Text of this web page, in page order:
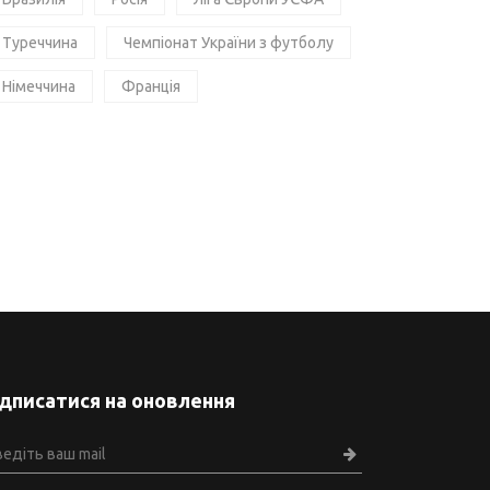
Туреччина Чемпіонат України з футболу
Німеччина Франція
на оновлення